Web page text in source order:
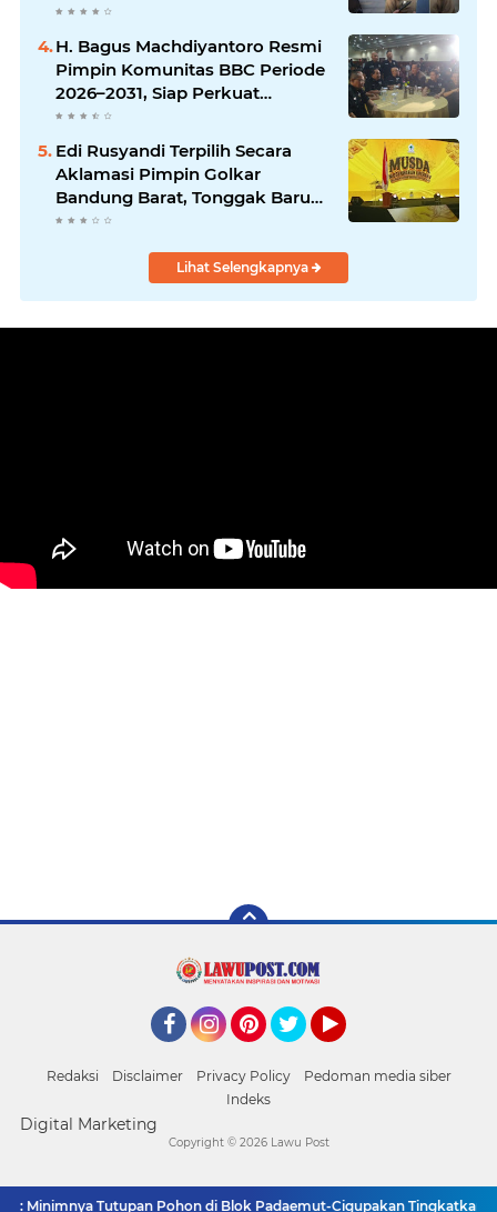
H. Bagus Machdiyantoro Resmi
Pimpin Komunitas BBC Periode
2026–2031, Siap Perkuat
Solidaritas dan Hadirkan
Masyarakat
Edi Rusyandi Terpilih Secara
Aklamasi Pimpin Golkar
Bandung Barat, Tonggak Baru
Kepemimpinan Harmonis
Lihat Selengkapnya
Redaksi Disclaimer Privacy Policy
Pedoman media siber
Indeks
Digital Marketing
Minimnya Tutupan Pohon di Blok Padaemut-Cigupakan Tingkatkan
Copyright © 2026 Lawu Post